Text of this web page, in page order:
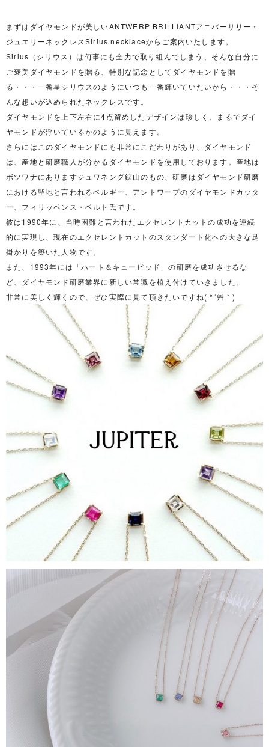
まずはダイヤモンドが美しいANTWERP BRILLIANTアニバーサリー・
ジュエリーネックレスSirius necklaceからご案内いたします。
Sirius（シリウス）は何事にも全力で取り組んでしまう、そんな自分に
ご褒美ダイヤモンドを贈る、特別な記念としてダイヤモンドを贈
る・・・一番星シリウスのようにいつも一番輝いていたいから・・・そ
んな想いが込められたネックレスです。
ダイヤモンドを上下左右に4点留めしたデザインは珍しく、まるでダイ
ヤモンドが浮いているかのように見えます。
さらにはこのダイヤモンドにも非常にこだわりがあり、ダイヤモンド
は、産地と研磨職人が分かるダイヤモンドを使用しております。産地は
ボツワナにありますジュワネング鉱山のもの、研磨はダイヤモンド研磨
における聖地と言われるベルギー、アントワープのダイヤモンドカッタ
ー、フィリッペンス・ベルト氏です。
彼は1990年に、当時困難と言われたエクセレントカットの成功を連続
的に実現し、現在のエクセレントカットのスタンダート化への大きな足
掛かりを築いた人物です。
また、1993年には「ハート＆キューピッド」の研磨を成功させるな
ど、ダイヤモンド研磨業界に新しい常識を植え付けていきました。
非常に美しく輝くので、ぜひ実際に見て頂きたいですね( *´艸｀)